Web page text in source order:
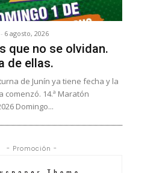
- 6 agosto, 2026
que no se olvidan.
de ellas.
de Junín ya tiene fecha y la
comenzó. 14.ª Maratón
Domingo...
- Promoción -